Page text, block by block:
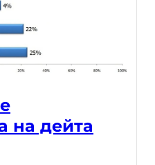
на дейта